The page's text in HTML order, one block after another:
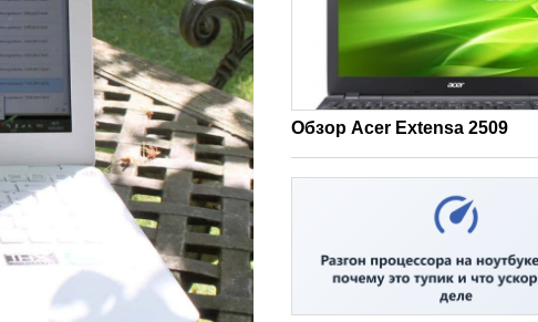
Обзор Acer Extensa 2509